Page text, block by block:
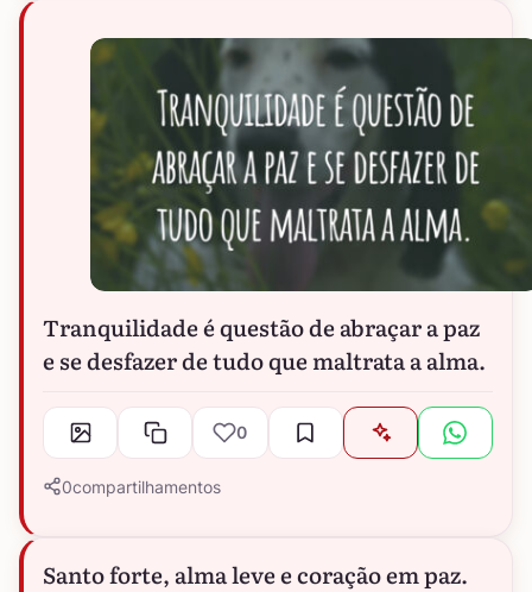
Tranquilidade é questão de abraçar a paz
e se desfazer de tudo que maltrata a alma.
0
0compartilhamentos
Santo forte, alma leve e coração em paz.